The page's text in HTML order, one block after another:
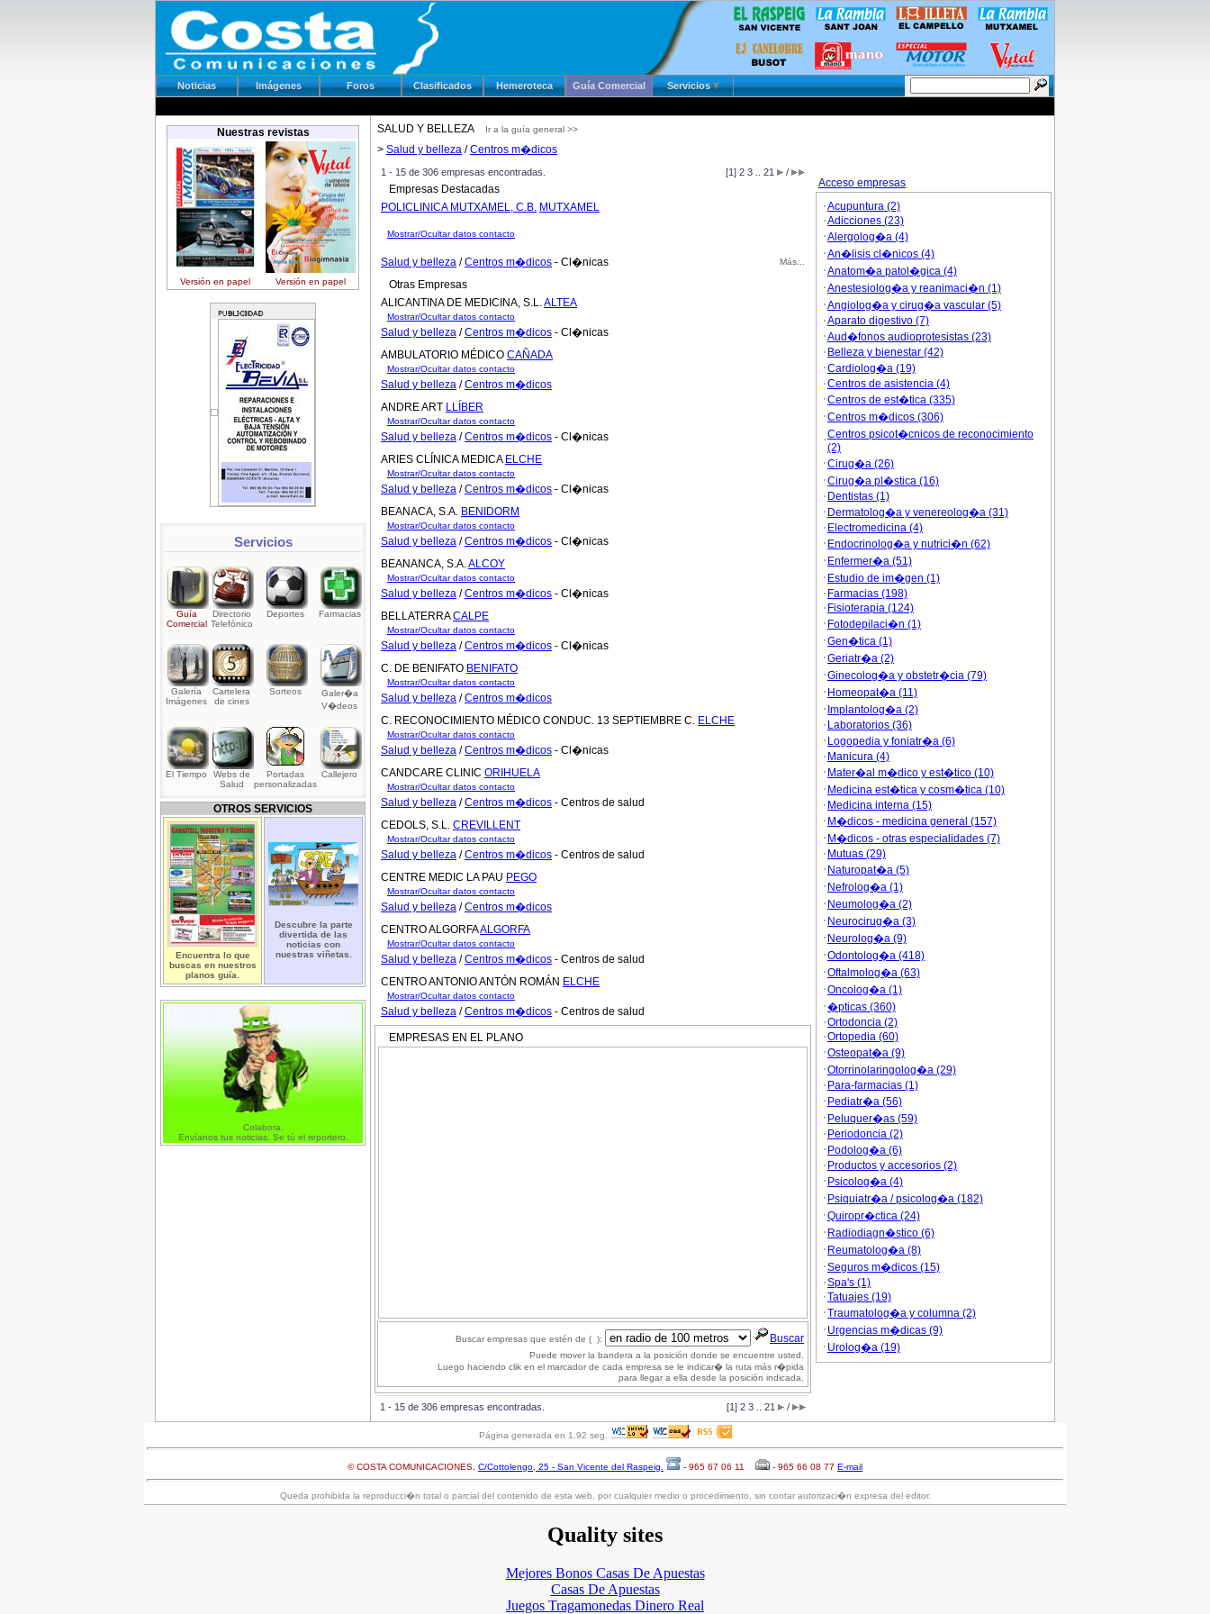
Noticias Imágenes Foros Clasificados Hemeroteca Guía Comercial Servicios
Nuestras revistas
Versión en papel Versión en papel
Servicios
Guía
Comercial
Directorio
Telefónico
Deportes Farmacias
Galería
Imágenes
Cartelera
de cines
Sorteos
Galer�a
V�deos
El Tiempo
Webs de
Salud
Portadas
personalizadas
Callejero
OTROS SERVICIOS
Encuentra lo que
buscas en nuestros
planos guía.
Descubre la parte
divertida de las
noticias con
nuestras viñetas.
Colabora.
Envíanos tus noticias. Se tú el reportero.
SALUD Y BELLEZA Ir a la guía general >>
> Salud y belleza /Centros m�dicos
1 - 15 de 306 empresas encontradas. [1] 2 3 21 /
Empresas Destacadas
POLICLINICA MUTXAMEL, C.B. MUTXAMEL
Mostrar/Ocultar datos contacto
Salud y belleza /Centros m�dicos - Cl�nicas Más...
Otras Empresas
ALICANTINA DE MEDICINA, S.L.ALTEA
Mostrar/Ocultar datos contacto
Salud y belleza /Centros m�dicos - Cl�nicas
AMBULATORIO MÉDICO CAÑADA
Mostrar/Ocultar datos contacto
Salud y belleza /Centros m�dicos
ANDRE ART LLÍBER
Mostrar/Ocultar datos contacto
Salud y belleza /Centros m�dicos - Cl�nicas
ARIES CLÍNICA MEDICA ELCHE
Mostrar/Ocultar datos contacto
Salud y belleza /Centros m�dicos - Cl�nicas
BEANACA, S.A. BENIDORM
Mostrar/Ocultar datos contacto
Salud y belleza /Centros m�dicos - Cl�nicas
BEANANCA, S.A.ALCOY
Mostrar/Ocultar datos contacto
Salud y belleza /Centros m�dicos - Cl�nicas
BELLATERRA CALPE
Mostrar/Ocultar datos contacto
Salud y belleza /Centros m�dicos - Cl�nicas
C. DE BENIFATO BENIFATO
Mostrar/Ocultar datos contacto
Salud y belleza /Centros m�dicos
C. RECONOCIMIENTO MÉDICO CONDUC. 13 SEPTIEMBRE C. ELCHE
Mostrar/Ocultar datos contacto
Salud y belleza /Centros m�dicos - Cl�nicas
CANDCARE CLINIC ORIHUELA
Mostrar/Ocultar datos contacto
Salud y belleza /Centros m�dicos - Centros de salud
CEDOLS, S.L. CREVILLENT
Mostrar/Ocultar datos contacto
Salud y belleza /Centros m�dicos - Centros de salud
CENTRE MEDIC LA PAU PEGO
Mostrar/Ocultar datos contacto
Salud y belleza /Centros m�dicos
CENTRO ALGORFAALGORFA
Mostrar/Ocultar datos contacto
Salud y belleza /Centros m�dicos - Centros de salud
CENTRO ANTONIO ANTÓN ROMÁN ELCHE
Mostrar/Ocultar datos contacto
Salud y belleza /Centros m�dicos - Centros de salud
EMPRESAS EN EL PLANO
Buscar empresas que estén de ( ): Buscar
Puede mover la bandera a la posición donde se encuentre usted.
Luego haciendo clik en el marcador de cada empresa se le indicar� la ruta más r�pida
para llegar a ella desde la posición indicada.
1 - 15 de 306 empresas encontradas. [1] 2 3 21 /
Acceso empresas
Acupuntura (2)
Adicciones (23)
Alergolog�a (4)
An�lisis cl�nicos (4)
Anatom�a patol�gica (4)
Anestesiolog�a y reanimaci�n (1)
Angiolog�a y cirug�a vascular (5)
Aparato digestivo (7)
Aud�fonos audioprotesistas (23)
Belleza y bienestar (42)
Cardiolog�a (19)
Centros de asistencia (4)
Centros de est�tica (335)
Centros m�dicos (306)
Centros psicot�cnicos de reconocimiento
(2)
Cirug�a (26)
Cirug�a pl�stica (16)
Dentistas (1)
Dermatolog�a y venereolog�a (31)
Electromedicina (4)
Endocrinolog�a y nutrici�n (62)
Enfermer�a (51)
Estudio de im�gen (1)
Farmacias (198)
Fisioterapia (124)
Fotodepilaci�n (1)
Gen�tica (1)
Geriatr�a (2)
Ginecolog�a y obstetr�cia (79)
Homeopat�a (11)
Implantolog�a (2)
Laboratorios (36)
Logopedia y foniatr�a (6)
Manicura (4)
Mater�al m�dico y est�tico (10)
Medicina est�tica y cosm�tica (10)
Medicina interna (15)
M�dicos - medicina general (157)
M�dicos - otras especialidades (7)
Mutuas (29)
Naturopat�a (5)
Nefrolog�a (1)
Neumolog�a (2)
Neurocirug�a (3)
Neurolog�a (9)
Odontolog�a (418)
Oftalmolog�a (63)
Oncolog�a (1)
�pticas (360)
Ortodoncia (2)
Ortopedia (60)
Osteopat�a (9)
Otorrinolaringolog�a (29)
Para-farmacias (1)
Pediatr�a (56)
Peluquer�as (59)
Periodoncia (2)
Podolog�a (6)
Productos y accesorios (2)
Psicolog�a (4)
Psiquiatr�a / psicolog�a (182)
Quiropr�ctica (24)
Radiodiagn�stico (6)
Reumatolog�a (8)
Seguros m�dicos (15)
Spa's (1)
Tatuajes (19)
Traumatolog�a y columna (2)
Urgencias m�dicas (9)
Urolog�a (19)
Página generada en 1.92 seg.
© COSTA COMUNICACIONES. C/Cottolengo, 25 - San Vicente del Raspeig. - 965 67 06 11 - 965 66 08 77 E-mail
Queda prohibida la reproducci�n total o parcial del contenido de esta web, por cualquier medio o procedimiento, sin contar autorizaci�n expresa del editor.
Quality sites
Mejores Bonos Casas De Apuestas
Casas De Apuestas
Juegos Tragamonedas Dinero Real